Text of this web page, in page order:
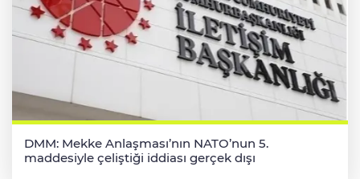
DMM: Mekke Anlaşması’nın NATO’nun 5.
maddesiyle çeliştiği iddiası gerçek dışı